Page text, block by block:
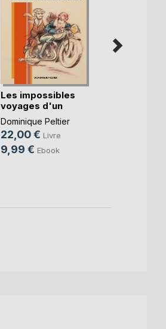
Les impossibles
voyages d'un
imbéc(...)
Dominique Peltier
22,00 € Livre
9,99 € Ebook